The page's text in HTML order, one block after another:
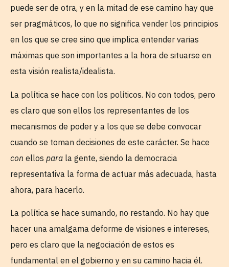
puede ser de otra, y en la mitad de ese camino hay que
ser pragmáticos, lo que no significa vender los principios
en los que se cree sino que implica entender varias
máximas que son importantes a la hora de situarse en
esta visión realista/idealista.
La política se hace con los políticos. No con todos, pero
es claro que son ellos los representantes de los
mecanismos de poder y a los que se debe convocar
cuando se toman decisiones de este carácter. Se hace
con ellos para la gente, siendo la democracia
representativa la forma de actuar más adecuada, hasta
ahora, para hacerlo.
La política se hace sumando, no restando. No hay que
hacer una amalgama deforme de visiones e intereses,
pero es claro que la negociación de estos es
fundamental en el gobierno y en su camino hacia él.